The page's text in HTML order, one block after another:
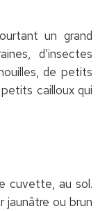
un grand
d’insectes
de petits
cailloux qui
cuvette, au sol.
jaunâtre ou brun